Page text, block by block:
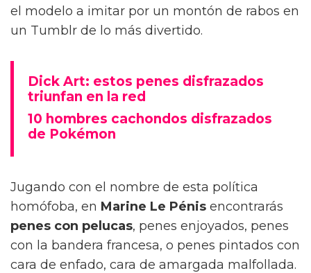
el modelo a imitar por un montón de rabos en
un Tumblr de lo más divertido.
Dick Art: estos penes disfrazados
triunfan en la red
10 hombres cachondos disfrazados
de Pokémon
Jugando con el nombre de esta política
homófoba, en Marine Le Pénis encontrarás
penes con pelucas, penes enjoyados, penes
con la bandera francesa, o penes pintados con
cara de enfado, cara de amargada malfollada.